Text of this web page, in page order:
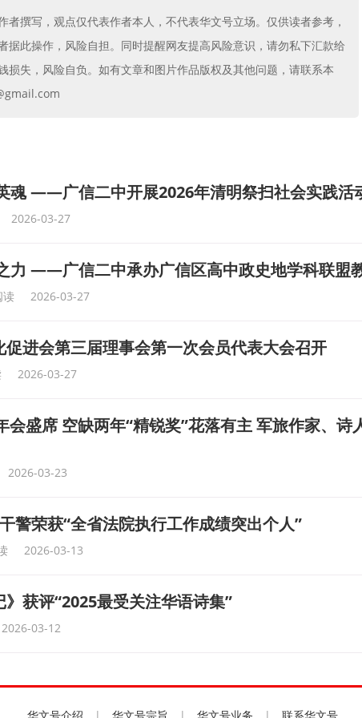
者撰写，观点仅代表作者本人，不代表华文号立场。仅供读者参考，
据此操作，风险自担。同时提醒网友提高风险意识，请勿私下汇款给
损失，风险自负。如有文章和图片作品版权及其他问题，请联系本
魂 ——广信二中开展2026年清明祭扫社会实践活
2026-03-27
力 ——广信二中承办广信区高中政史地学科联盟
读 2026-03-27
进会第三届理事会第一次会员代表大会召开
2026-03-27
会盛席 空缺两年“精锐奖”花落有主 军旅作家、诗
2026-03-23
警荣获“全省法院执行工作成绩突出个人”
2026-03-13
获评“2025最受关注华语诗集”
2026-03-12